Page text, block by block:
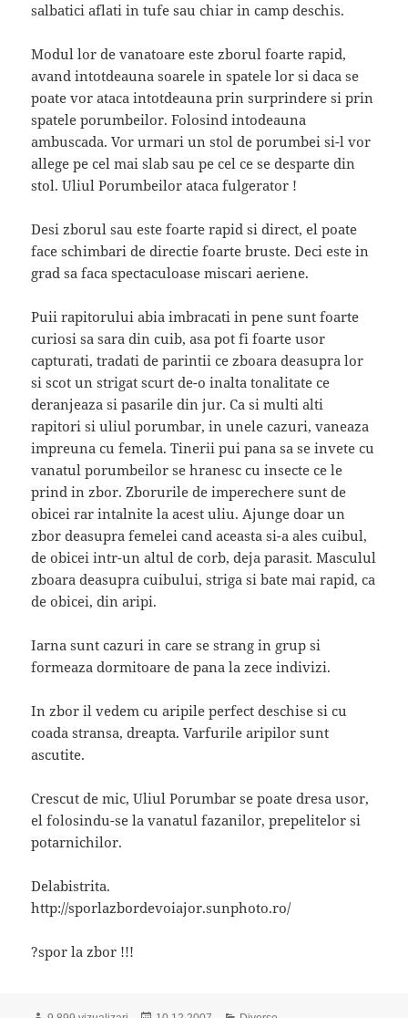
salbatici aflati in tufe sau chiar in camp deschis.
Modul lor de vanatoare este zborul foarte rapid,
avand intotdeauna soarele in spatele lor si daca se
poate vor ataca intotdeauna prin surprindere si prin
spatele porumbeilor. Folosind intodeauna
ambuscada. Vor urmari un stol de porumbei si-l vor
allege pe cel mai slab sau pe cel ce se desparte din
stol. Uliul Porumbeilor ataca fulgerator !
Desi zborul sau este foarte rapid si direct, el poate
face schimbari de directie foarte bruste. Deci este in
grad sa faca spectaculoase miscari aeriene.
Puii rapitorului abia imbracati in pene sunt foarte
curiosi sa sara din cuib, asa pot fi foarte usor
capturati, tradati de parintii ce zboara deasupra lor
si scot un strigat scurt de-o inalta tonalitate ce
deranjeaza si pasarile din jur. Ca si multi alti
rapitori si uliul porumbar, in unele cazuri, vaneaza
impreuna cu femela. Tinerii pui pana sa se invete cu
vanatul porumbeilor se hranesc cu insecte ce le
prind in zbor. Zborurile de imperechere sunt de
obicei rar intalnite la acest uliu. Ajunge doar un
zbor deasupra femelei cand aceasta si-a ales cuibul,
de obicei intr-un altul de corb, deja parasit. Masculul
zboara deasupra cuibului, striga si bate mai rapid, ca
de obicei, din aripi.
Iarna sunt cazuri in care se strang in grup si
formeaza dormitoare de pana la zece indivizi.
In zbor il vedem cu aripile perfect deschise si cu
coada stransa, dreapta. Varfurile aripilor sunt
ascutite.
Crescut de mic, Uliul Porumbar se poate dresa usor,
el folosindu-se la vanatul fazanilor, prepelitelor si
potarnichilor.
Delabistrita.
http://sporlazbordevoiajor.sunphoto.ro/
?spor la zbor !!!